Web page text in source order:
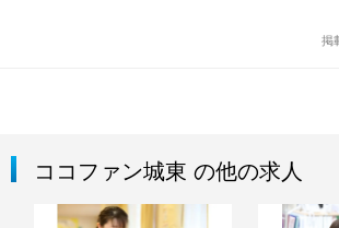
掲
ココファン城東 の他の求人